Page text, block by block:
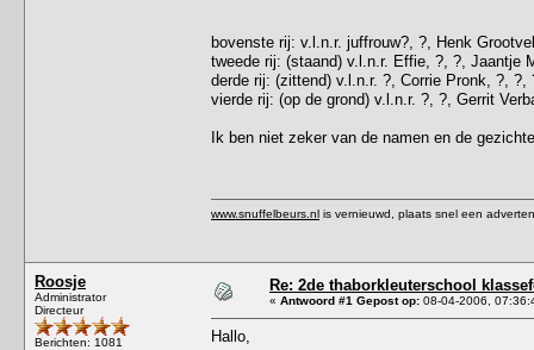
bovenste rij: v.l.n.r. juffrouw?, ?, Henk
tweede rij: (staand) v.l.n.r. Effie, ?, ?, Jaantje
derde rij: (zittend) v.l.n.r. ?, Corrie Pronk, ?, ?,
vierde rij: (op de grond) v.l.n.r. ?, ?, Gerrit
Ik ben niet zeker van de namen en de
www.snuffelbeurs.nl is vernieuwd, plaats snel een
Roosje
Administrator
Directeur
Berichten: 1081
Re: 2de thaborkleuterschool
« Antwoord #1 Gepost op: 08-04-2006,
Hallo,